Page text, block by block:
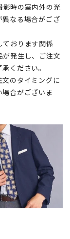
時の室内外の光
なる場合がござ
おります関係
が発生し、ご注文
ください。
のタイミングに
合がございま